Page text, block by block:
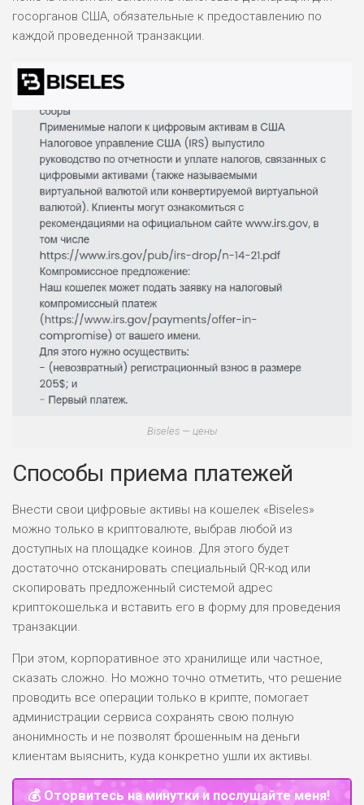
БЮДЖЕТ: НИЗКИЙ ОБЗОР
госорганов США, обязательные к предоставлению по
каждой проведенной транзакции.
Biseles — цены
Способы приема платежей
Внести свои цифровые активы на кошелек «Biseles»
можно только в криптовалюте, выбрав любой из
доступных на площадке коинов. Для этого будет
достаточно отсканировать специальный QR-код или
скопировать предложенный системой адрес
криптокошелька и вставить его в форму для проведения
транзакции.
При этом, корпоративное это хранилище или частное,
сказать сложно. Но можно точно отметить, что решение
проводить все операции только в крипте, помогает
администрации сервиса сохранять свою полную
анонимность и не позволят брошенным на деньги
клиентам выяснить, куда конкретно ушли их активы.
💰 Оторвитесь на минутки и послушайте меня!